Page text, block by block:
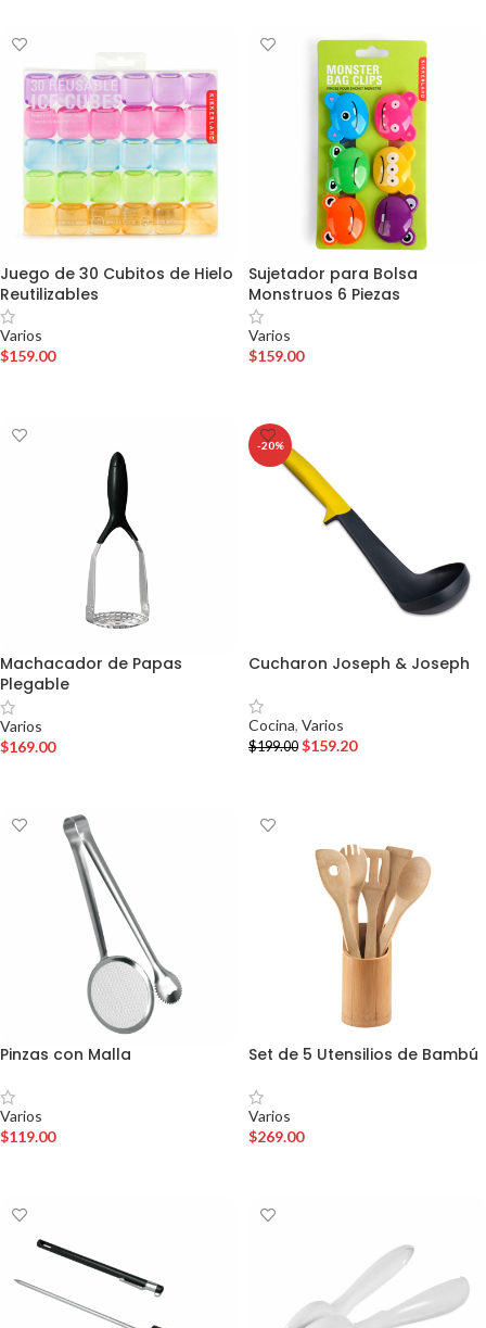
Juego de 30 Cubitos de Hielo
Reutilizables
Varios
$159.00
Sujetador para Bolsa
Monstruos 6 Piezas
Varios
$159.00
Machacador de Papas
Plegable
Varios
$169.00
-20%
Cucharon Joseph & Joseph
Cocina, Varios
$199.00 $159.20
Pinzas con Malla
Varios
$119.00
Set de 5 Utensilios de Bambú
Varios
$269.00